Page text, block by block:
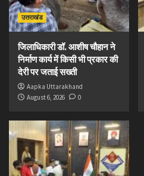
उत्तराखंड
जिलाधिकारी डॉ. आशीष चौहान ने
निर्माण कार्य में किसी भी प्रकार की
देरी पर जताई सख्ती
Aapka Uttarakhand
August 6, 2026
0